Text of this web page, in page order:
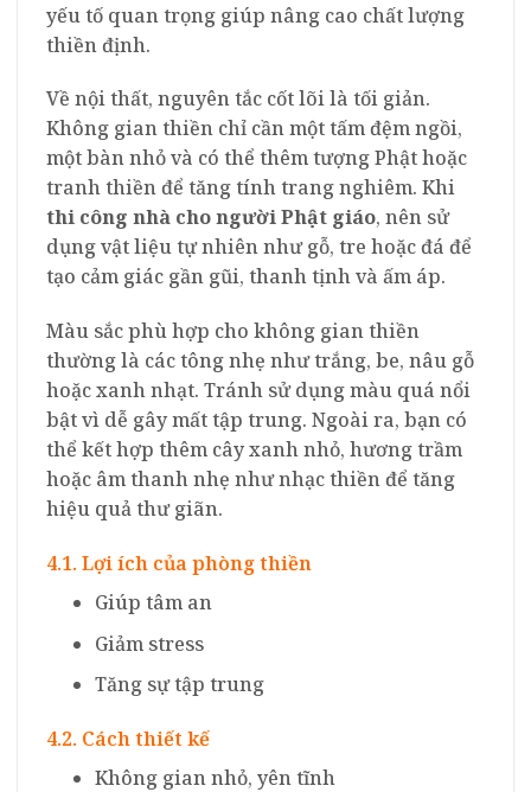
yếu tố quan trọng giúp nâng cao chất lượng
thiền định.
Về nội thất, nguyên tắc cốt lõi là tối giản.
Không gian thiền chỉ cần một tấm đệm ngồi,
một bàn nhỏ và có thể thêm tượng Phật hoặc
tranh thiền để tăng tính trang nghiêm. Khi
thi công nhà cho người Phật giáo, nên sử
dụng vật liệu tự nhiên như gỗ, tre hoặc đá để
tạo cảm giác gần gũi, thanh tịnh và ấm áp.
Màu sắc phù hợp cho không gian thiền
thường là các tông nhẹ như trắng, be, nâu gỗ
hoặc xanh nhạt. Tránh sử dụng màu quá nổi
bật vì dễ gây mất tập trung. Ngoài ra, bạn có
thể kết hợp thêm cây xanh nhỏ, hương trầm
hoặc âm thanh nhẹ như nhạc thiền để tăng
hiệu quả thư giãn.
4.1. Lợi ích của phòng thiền
Giúp tâm an
Giảm stress
Tăng sự tập trung
4.2. Cách thiết kế
Không gian nhỏ, yên tĩnh